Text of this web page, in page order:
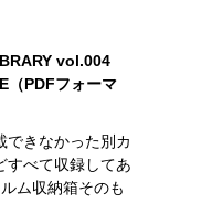
vol.004
（PDFフォーマ
できなかった別カ
すべて収録してあ
ム収納箱そのも